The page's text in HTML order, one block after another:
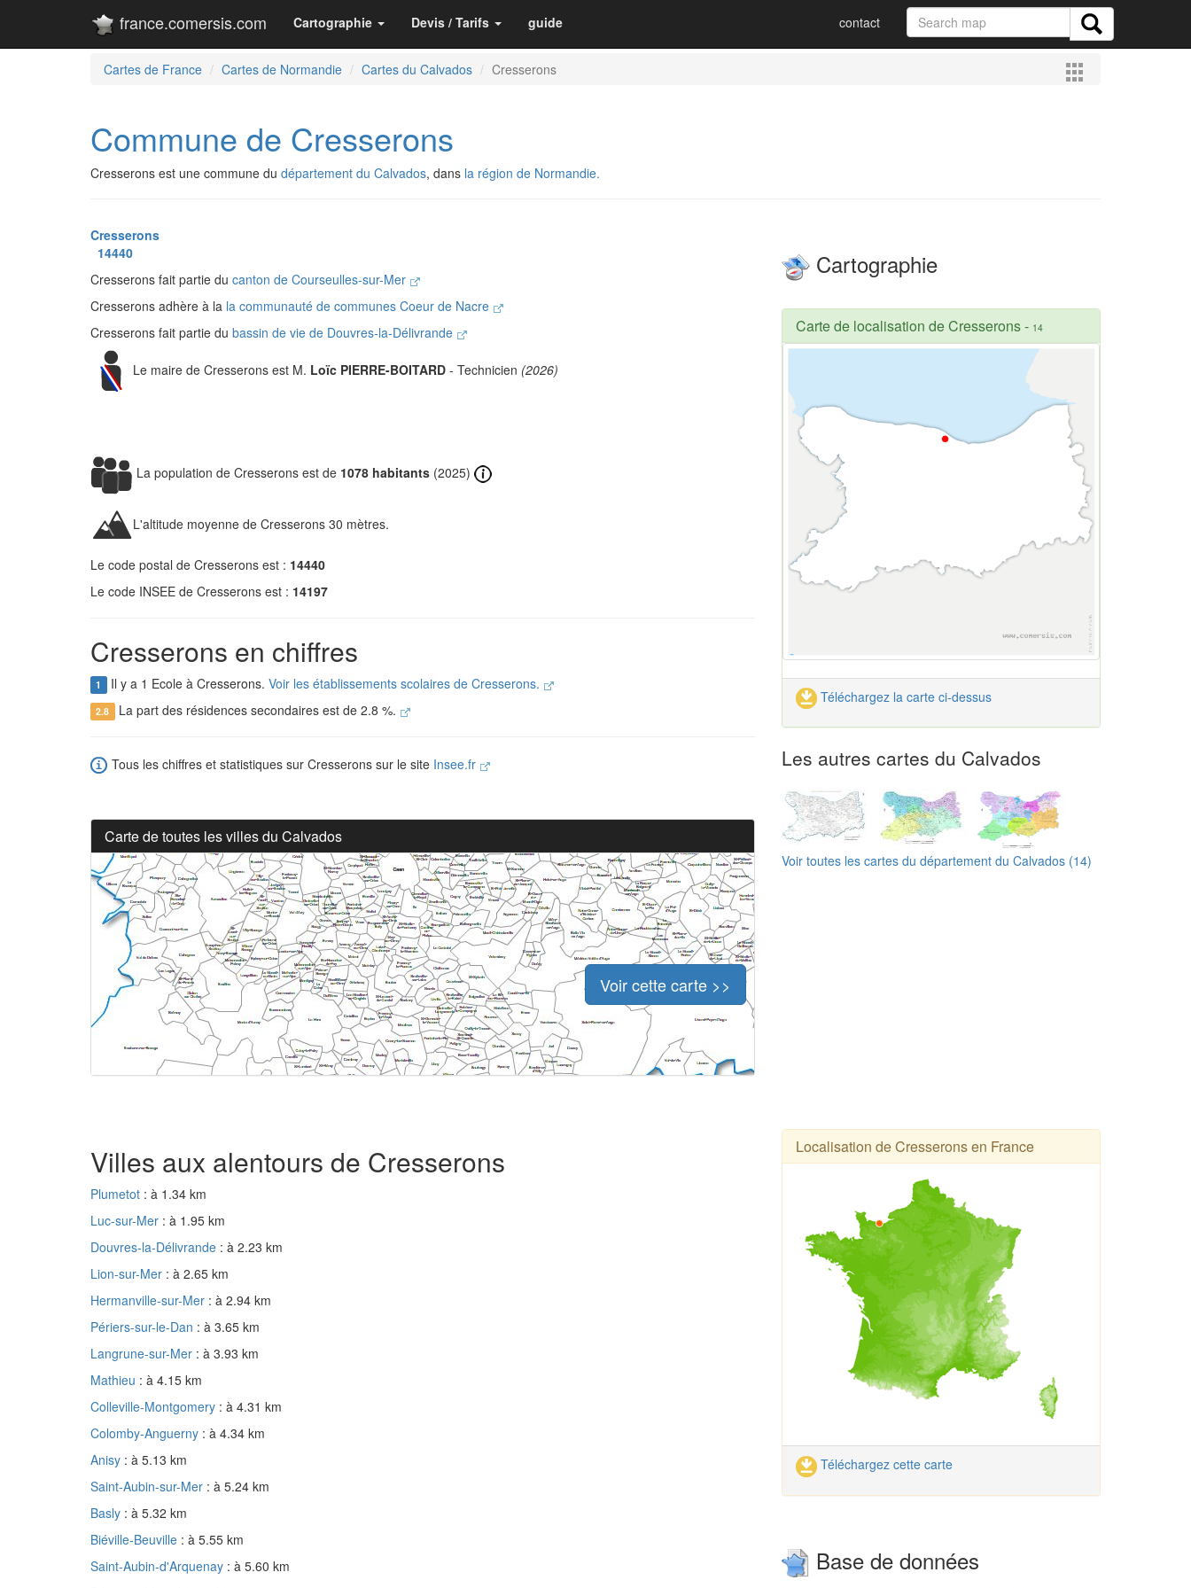
france.comersis.com Cartographie Devis / Tarifs guide contact
Cartes de France Cartes de Normandie Cartes du Calvados Cresserons
Commune de Cresserons
Cresserons est une commune du département du Calvados, dans la région de Normandie.
Cresserons
14440
Cresserons fait partie du canton de Courseulles-sur-Mer
Cresserons adhère à la la communauté de communes Coeur de Nacre
Cresserons fait partie du bassin de vie de Douvres-la-Délivrande
Le maire de Cresserons est M. Loïc PIERRE-BOITARD - Technicien (2026)
La population de Cresserons est de 1078 habitants (2025)
L'altitude moyenne de Cresserons 30 mètres.
Le code postal de Cresserons est : 14440
Le code INSEE de Cresserons est : 14197
Cresserons en chiffres
1 Il y a 1 Ecole à Cresserons. Voir les établissements scolaires de Cresserons.
2.8 La part des résidences secondaires est de 2.8 %.
Tous les chiffres et statistiques sur Cresserons sur le site Insee.fr
Carte de toutes les villes du Calvados
Voir cette carte >>
Cartographie
Carte de localisation de Cresserons- 14
Téléchargez la carte ci-dessus
Les autres cartes du Calvados
Voir toutes les cartes du département du Calvados (14)
Villes aux alentours de Cresserons
Plumetot : à 1.34 km
Luc-sur-Mer : à 1.95 km
Douvres-la-Délivrande : à 2.23 km
Lion-sur-Mer : à 2.65 km
Hermanville-sur-Mer : à 2.94 km
Périers-sur-le-Dan : à 3.65 km
Langrune-sur-Mer : à 3.93 km
Mathieu : à 4.15 km
Colleville-Montgomery : à 4.31 km
Colomby-Anguerny : à 4.34 km
Anisy : à 5.13 km
Saint-Aubin-sur-Mer : à 5.24 km
Basly : à 5.32 km
Biéville-Beuville : à 5.55 km
Saint-Aubin-d'Arquenay : à 5.60 km
Localisation de Cresserons en France
Téléchargez cette carte
Base de données